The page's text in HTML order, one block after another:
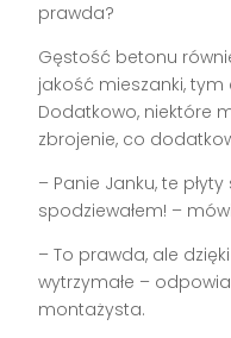
prawda?
Gęstość betonu
jakość mieszanki, tym
Dodatkowo, niektóre
zbrojenie, co
– Panie Janku, te
spodziewałem! –
– To prawda, ale
wytrzymałe –
montażysta.